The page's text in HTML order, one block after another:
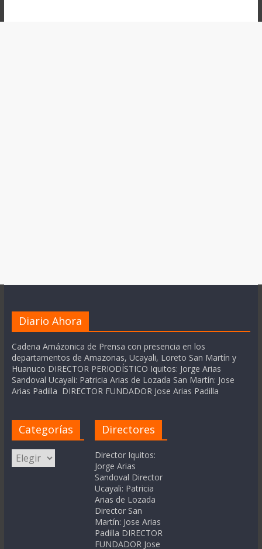
Diario Ahora
Cadena Amázonica de Prensa con presencia en los
departamentos de Amazonas, Ucayali, Loreto San Martín y
Huanuco DIRECTOR PERIODÍSTICO Iquitos: Jorge Arias
Sandoval Ucayali: Patricia Arias de Lozada San Martín: Jose
Arias Padilla DIRECTOR FUNDADOR Jose Arias Padilla
Categorías
Categorías
Directores
Director Iquitos:
Jorge Arias
Sandoval Director
Ucayali: Patricia
Arias de Lozada
Director San
Martín: Jose Arias
Padilla DIRECTOR
FUNDADOR Jose